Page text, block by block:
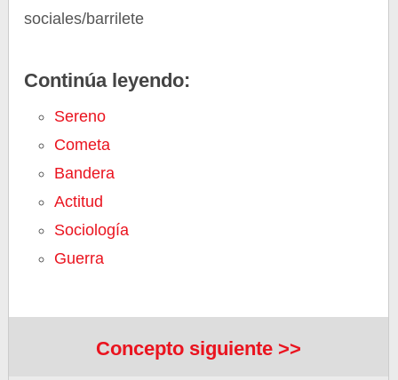
sociales/barrilete
Continúa leyendo:
Sereno
Cometa
Bandera
Actitud
Sociología
Guerra
Concepto siguiente >>